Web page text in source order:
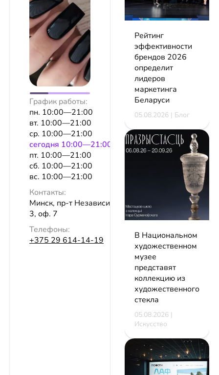
График работы:
пн. 10:00—21:00
вт. 10:00—21:00
ср. 10:00—21:00
сeгодня 10:00—21:00
пт. 10:00—21:00
сб. 10:00—21:00
вс. 10:00—21:00
Контакты:
Минск, пр-т Независимости, 77, эт.
3, оф. 7
Телефоны:
+375 29 614-14-19
Рейтинг
эффективности
брендов 2026
определит
лидеров
маркетинга
Беларуси
05.08.2026 | Блог
В Национальном
художественном
музее
представят
коллекцию из
художественного
стекла
05.08.2026 |
Искусство